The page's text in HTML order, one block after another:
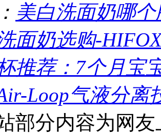
美白洗面奶哪
面奶选购-
推荐：7个月宝
Loop气液分离
部分内容为网